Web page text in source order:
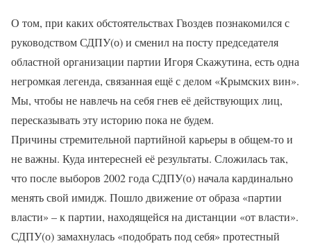
О том, при каких обстоятельствах Гвоздев познакомился с
руководством СДПУ(о) и сменил на посту председателя
областной организации партии Игоря Скажутина, есть одна
негромкая легенда, связанная ещё с делом «Крымских вин».
Мы, чтобы не навлечь на себя гнев её действующих лиц,
пересказывать эту историю пока не будем.
Причины стремительной партийной карьеры в общем-то и
не важны. Куда интересней её результаты. Сложилась так,
что после выборов 2002 года СДПУ(о) начала кардинально
менять свой имидж. Пошло движение от образа «партии
власти» – к партии, находящейся на дистанции «от власти».
СДПУ(о) замахнулась «подобрать под себя» протестный